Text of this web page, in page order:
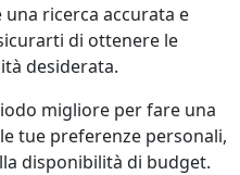
ricerca accurata e
di ottenere le
desiderata.
migliore per fare una
tue preferenze personali,
disponibilità di budget.